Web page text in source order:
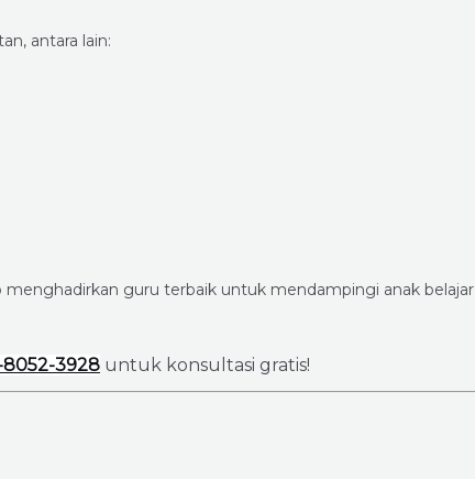
antara lain:
menghadirkan guru terbaik untuk mendampingi anak belajar
8052-3928 untuk konsultasi gratis!